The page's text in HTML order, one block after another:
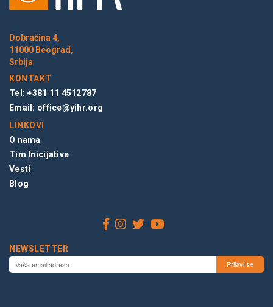
Dobračina 4,
11000 Beograd,
Srbija
KONTAKT
Tel: +381 11 4512787
Email: office@yihr.org
LINKOVI
O nama
Tim Inicijative
Vesti
Blog
NEWSLETTER